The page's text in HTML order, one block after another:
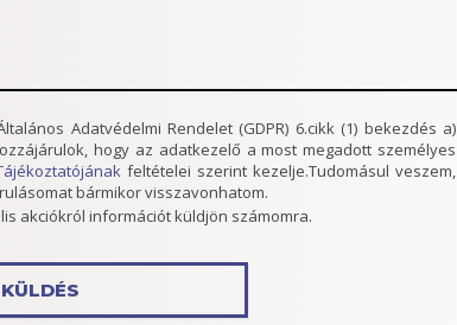
Adatvédelmi Rendelet (GDPR) 6.cikk (1) bekezdés a)
hogy az adatkezelő a most megadott személyes
feltételei szerint kezelje.Tudomásul veszem,
bármikor visszavonhatom.
akciókról információt küldjön számomra.